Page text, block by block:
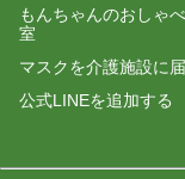
もんちゃんのおしゃ
室
マスクを介護施設に
公式LINEを追加する